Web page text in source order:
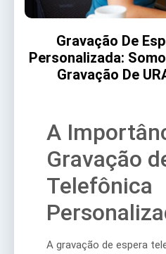
Gravação De
Personalizada:
Gravação De
A
Gravação
Telefônica
A gravação de espera